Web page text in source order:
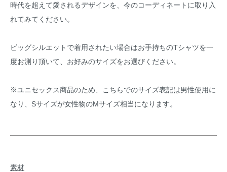
時代を超えて愛されるデザインを、今のコーディネートに取り入
れてみてください。
ビッグシルエットで着用されたい場合はお手持ちのTシャツを一
度お測り頂いて、お好みのサイズをお選びください。
※ユニセックス商品のため、こちらでのサイズ表記は男性使用に
なり、Sサイズが女性物のMサイズ相当になります。
素材